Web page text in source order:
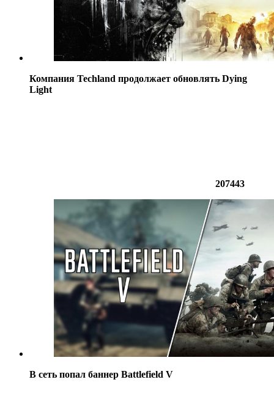
Компания Techland продолжает обновлять Dying
Light
207443
В сеть попал баннер Battlefield V